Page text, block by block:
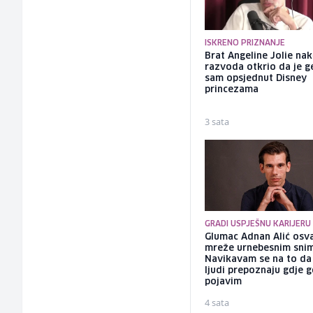
ISKRENO PRIZNANJE
Brat Angeline Jolie
razvoda otkrio da je
sam opsjednut Disney
princezama
3 sata
GRADI USPJEŠNU KARIJERU
Glumac Adnan Alić
mreže urnebesnim
Navikavam se na to da
ljudi prepoznaju gdje
pojavim
4 sata